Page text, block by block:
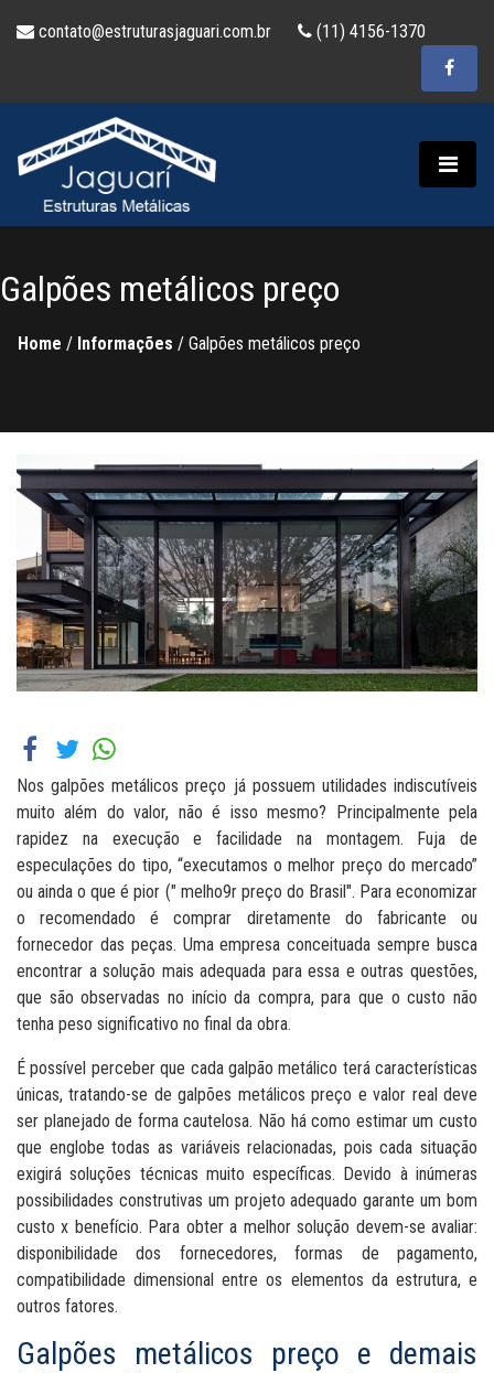
contato@estruturasjaguari.com.br (11) 4156-1370
Galpões metálicos preço
Home / Informações / Galpões metálicos preço
Nos galpões metálicos preço já possuem utilidades indiscutíveis
muito além do valor, não é isso mesmo? Principalmente pela
rapidez na execução e facilidade na montagem. Fuja de
especulações do tipo, “executamos o melhor preço do mercado”
ou ainda o que é pior (" melho9r preço do Brasil". Para economizar
o recomendado é comprar diretamente do fabricante ou
fornecedor das peças. Uma empresa conceituada sempre busca
encontrar a solução mais adequada para essa e outras questões,
que são observadas no início da compra, para que o custo não
tenha peso significativo no final da obra.
É possível perceber que cada galpão metálico terá características
únicas, tratando-se de galpões metálicos preço e valor real deve
ser planejado de forma cautelosa. Não há como estimar um custo
que englobe todas as variáveis relacionadas, pois cada situação
exigirá soluções técnicas muito específicas. Devido à inúmeras
possibilidades construtivas um projeto adequado garante um bom
custo x benefício. Para obter a melhor solução devem-se avaliar:
disponibilidade dos fornecedores, formas de pagamento,
compatibilidade dimensional entre os elementos da estrutura, e
outros fatores.
Galpões metálicos preço e demais